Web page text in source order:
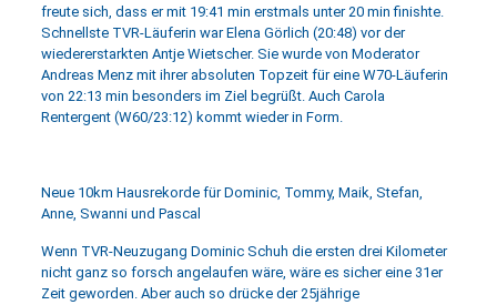
freute sich, dass er mit 19:41 min erstmals unter 20 min finishte.
Schnellste TVR-Läuferin war Elena Görlich (20:48) vor der
wiedererstarkten Antje Wietscher. Sie wurde von Moderator
Andreas Menz mit ihrer absoluten Topzeit für eine W70-Läuferin
von 22:13 min besonders im Ziel begrüßt. Auch Carola
Rentergent (W60/23:12) kommt wieder in Form.
Neue 10km Hausrekorde für Dominic, Tommy, Maik, Stefan,
Anne, Swanni und Pascal
Wenn TVR-Neuzugang Dominic Schuh die ersten drei Kilometer
nicht ganz so forsch angelaufen wäre, wäre es sicher eine 31er
Zeit geworden. Aber auch so drücke der 25jährige